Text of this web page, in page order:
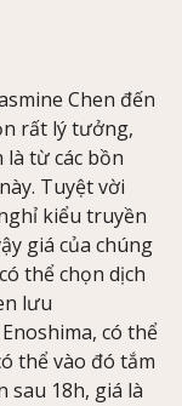
Chen đến
rất lý tưởng,
từ các bồn
Tuyệt vời
kiểu truyền
giá của chúng
thể chọn dịch
lưu
có thể
thể vào đó tắm
sau 18h, giá là